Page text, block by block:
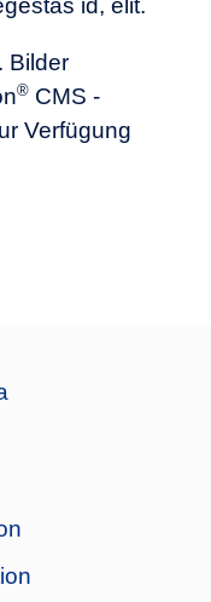
id, elit.
Bilder
® CMS -
Verfügung